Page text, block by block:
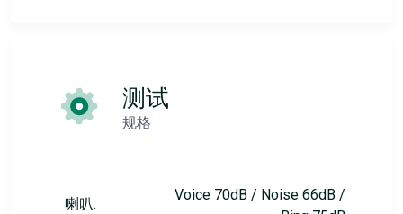
测试
规格
喇叭:
Voice 70dB / Noise 66dB /